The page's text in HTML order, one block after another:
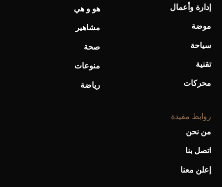
إدارة وأعمال
موضة
سياحة
تقنية
محركات
هو و هي
مشاهير
صحة
منوعات
رياضة
روابط مفيدة
من نحن
اتصل بنا
إعلن معنا